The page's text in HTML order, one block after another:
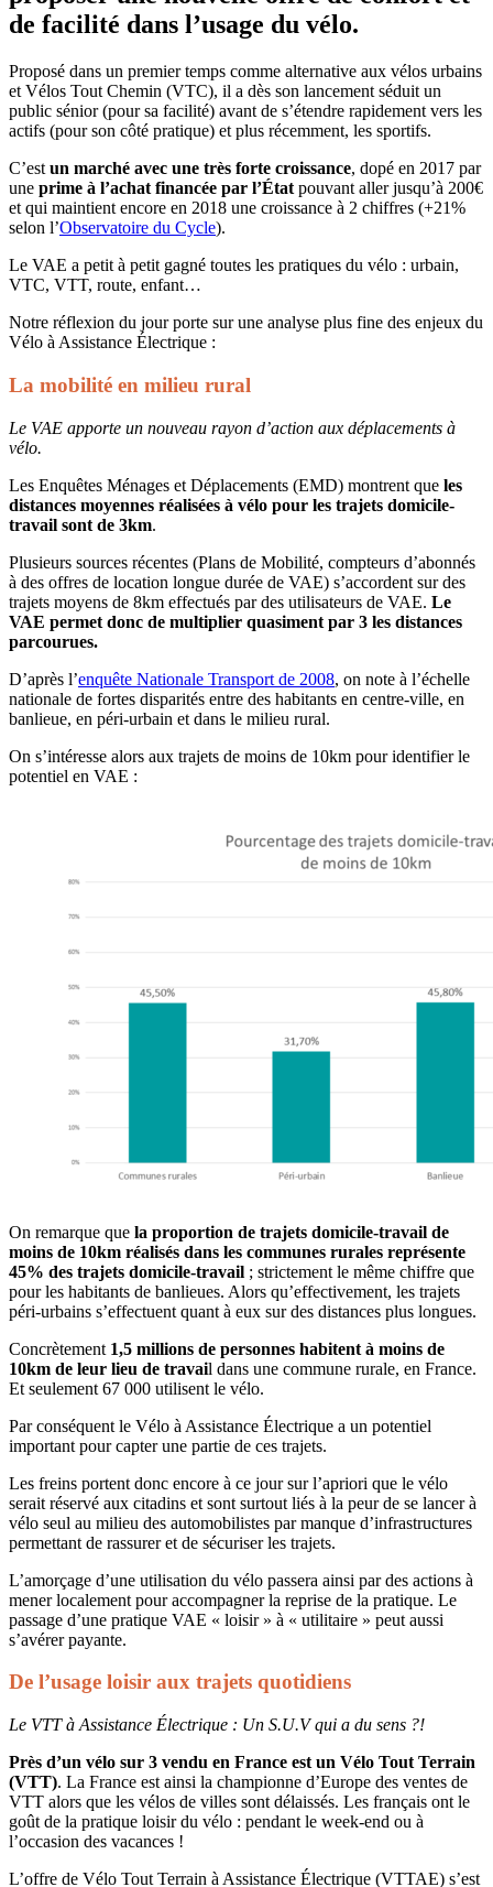
de facilité dans l’usage du vélo.
Proposé dans un premier temps comme alternative aux vélos urbains
et Vélos Tout Chemin (VTC), il a dès son lancement séduit un
public sénior (pour sa facilité) avant de s’étendre rapidement vers les
actifs (pour son côté pratique) et plus récemment, les sportifs.
C’est un marché avec une très forte croissance, dopé en 2017 par
une prime à l’achat financée par l’État pouvant aller jusqu’à 200€
et qui maintient encore en 2018 une croissance à 2 chiffres (+21%
selon l’Observatoire du Cycle).
Le VAE a petit à petit gagné toutes les pratiques du vélo : urbain,
VTC, VTT, route, enfant…
Notre réflexion du jour porte sur une analyse plus fine des enjeux du
Vélo à Assistance Électrique :
La mobilité en milieu rural
Le VAE apporte un nouveau rayon d’action aux déplacements à
vélo.
Les Enquêtes Ménages et Déplacements (EMD) montrent que les
distances moyennes réalisées à vélo pour les trajets domicile-
travail sont de 3km.
Plusieurs sources récentes (Plans de Mobilité, compteurs d’abonnés
à des offres de location longue durée de VAE) s’accordent sur des
trajets moyens de 8km effectués par des utilisateurs de VAE. Le
VAE permet donc de multiplier quasiment par 3 les distances
parcourues.
D’après l’enquête Nationale Transport de 2008, on note à l’échelle
nationale de fortes disparités entre des habitants en centre-ville, en
banlieue, en péri-urbain et dans le milieu rural.
On s’intéresse alors aux trajets de moins de 10km pour identifier le
potentiel en VAE :
On remarque que la proportion de trajets domicile-travail de
moins de 10km réalisés dans les communes rurales représente
45% des trajets domicile-travail ; strictement le même chiffre que
pour les habitants de banlieues. Alors qu’effectivement, les trajets
péri-urbains s’effectuent quant à eux sur des distances plus longues.
Concrètement 1,5 millions de personnes habitent à moins de
10km de leur lieu de travail dans une commune rurale, en France.
Et seulement 67 000 utilisent le vélo.
Par conséquent le Vélo à Assistance Électrique a un potentiel
important pour capter une partie de ces trajets.
Les freins portent donc encore à ce jour sur l’apriori que le vélo
serait réservé aux citadins et sont surtout liés à la peur de se lancer à
vélo seul au milieu des automobilistes par manque d’infrastructures
permettant de rassurer et de sécuriser les trajets.
L’amorçage d’une utilisation du vélo passera ainsi par des actions à
mener localement pour accompagner la reprise de la pratique. Le
passage d’une pratique VAE « loisir » à « utilitaire » peut aussi
s’avérer payante.
De l’usage loisir aux trajets quotidiens
Le VTT à Assistance Électrique : Un S.U.V qui a du sens ?!
Près d’un vélo sur 3 vendu en France est un Vélo Tout Terrain
(VTT). La France est ainsi la championne d’Europe des ventes de
VTT alors que les vélos de villes sont délaissés. Les français ont le
goût de la pratique loisir du vélo : pendant le week-end ou à
l’occasion des vacances !
L’offre de Vélo Tout Terrain à Assistance Électrique (VTTAE) s’est